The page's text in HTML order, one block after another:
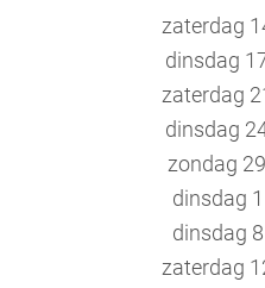
zaterdag
dinsdag
zaterdag
dinsdag
zondag
dinsdag
dinsdag
zaterdag